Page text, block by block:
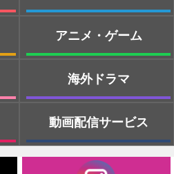
アニメ・ゲーム
海外ドラマ
動画配信サービス